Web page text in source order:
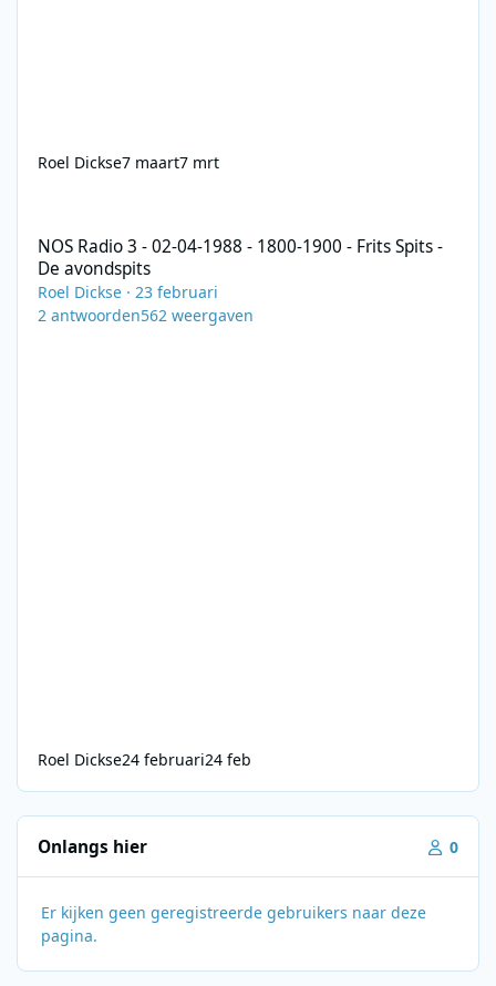
Roel Dickse7 maart7 mrt
NOS Radio 3 - 02-04-1988 - 1800-1900 - Frits Spits -
De avondspits
Roel Dickse ·23 februari
2 antwoorden562 weergaven
Roel Dickse24 februari24 feb
Onlangs hier 0
Er kijken geen geregistreerde gebruikers naar deze
pagina.